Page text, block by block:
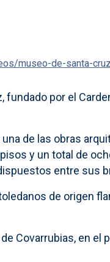
museo-de-santa-cruz
por el
de las obras
y un total de
entre sus
de origen
Covarrubias, en